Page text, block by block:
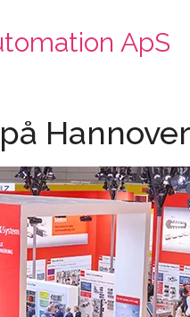
ApS